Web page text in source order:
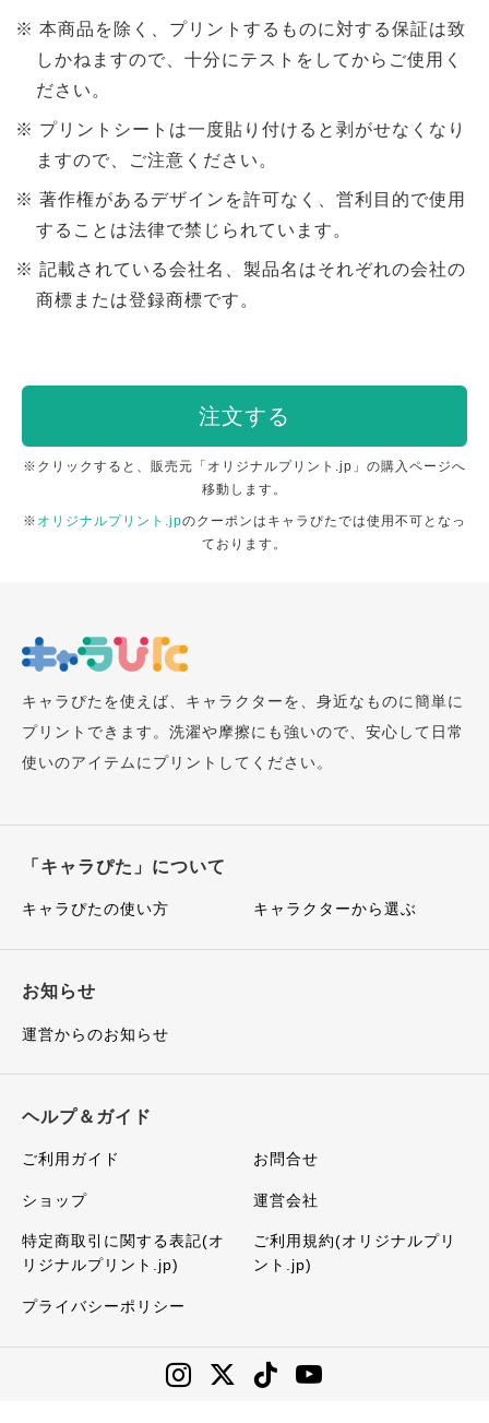
本商品を除く、プリントするものに対する保証は致
しかねますので、十分にテストをしてからご使用く
ださい。
プリントシートは一度貼り付けると剥がせなくなり
ますので、ご注意ください。
著作権があるデザインを許可なく、営利目的で使用
することは法律で禁じられています。
記載されている会社名、製品名はそれぞれの会社の
商標または登録商標です。
注文する
※クリックすると、販売元「オリジナルプリント.jp」の購入ページへ
移動します。
※ オリジナルプリント.jpのクーポンはキャラぴたでは使用不可となっ
ております。
キャラぴたを使えば、キャラクターを、身近なものに簡単に
プリントできます。洗濯や摩擦にも強いので、安心して日常
使いのアイテムにプリントしてください。
「キャラぴた」について
キャラぴたの使い方 キャラクターから選ぶ
お知らせ
運営からのお知らせ
ヘルプ＆ガイド
ご利用ガイド お問合せ
ショップ 運営会社
特定商取引に関する表記(オ
リジナルプリント.jp)
ご利用規約(オリジナルプリ
ント.jp)
プライバシーポリシー